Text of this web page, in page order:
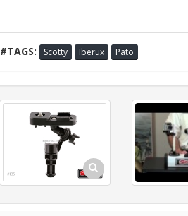
#TAGS: Scotty Iberux Pato